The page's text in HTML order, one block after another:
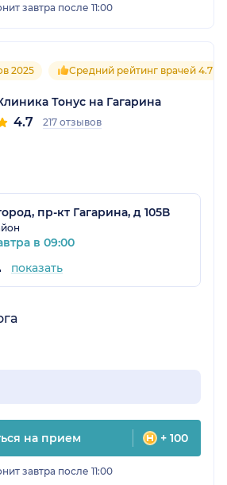
завтра после 11:00
2025 Средний рейтинг врачей 4.7
Тонус на Гагарина
4.7 217 отзывов
пр-кт Гагарина, д 105В
в 09:00
показать
на прием + 100
завтра после 11:00